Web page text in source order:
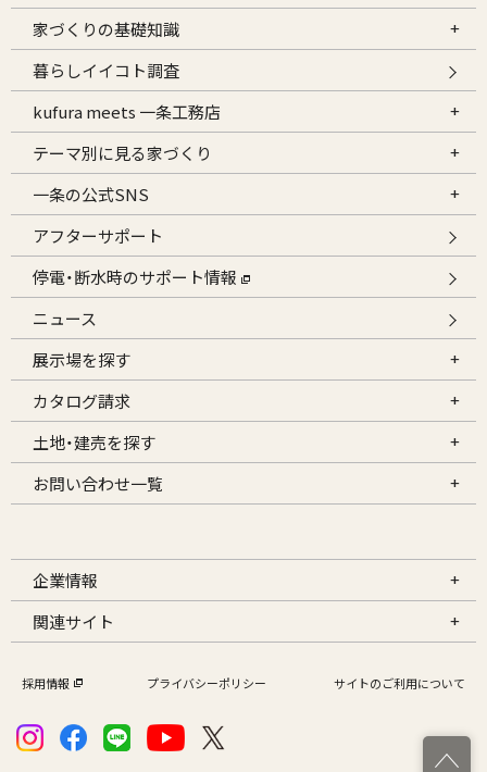
家づくりの基礎知識
暮らしイイコト調査
kufura meets 一条工務店
テーマ別に見る家づくり
一条の公式SNS
アフターサポート
停電・断水時のサポート情報
ニュース
展示場を探す
カタログ請求
土地・建売を探す
お問い合わせ一覧
企業情報
関連サイト
採用情報 プライバシーポリシー サイトのご利用について